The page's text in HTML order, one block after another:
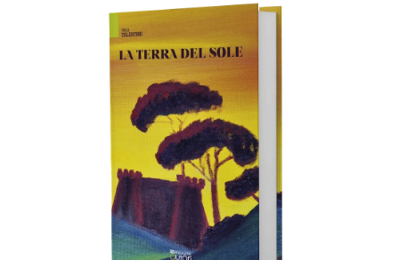
AGGIUNGI AL CARRELLO / DETTAGLI